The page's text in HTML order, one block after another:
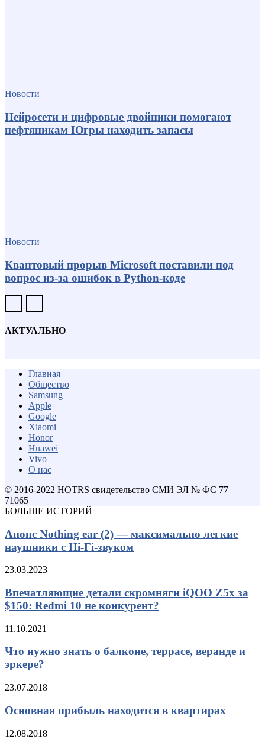
Новости
Нейросети и цифровые двойники помогают
нефтяникам Югры находить запасы
Новости
Квантовый прорыв Microsoft поставили под
вопрос из-за ошибок в Python-коде
АКТУАЛЬНО
Главная
Общество
Samsung
Apple
Google
Xiaomi
Honor
Huawei
Vivo
О нас
© 2016-2022 HOTRS свидетельство СМИ ЭЛ № ФС 77 —
71065
БОЛЬШЕ ИСТОРИЙ
Анонс Nothing ear (2) — максимально легкие
наушники с Hi-Fi-звуком
23.03.2023
Впечатляющие детали скромняги iQOO Z5x за
$150: Redmi 10 не конкурент?
11.10.2021
Что нужно знать о балконе, террасе, веранде и
эркере?
23.07.2018
Основная прибыль находится в квартирах
12.08.2018